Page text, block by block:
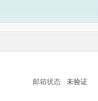
邮箱状态
未验证